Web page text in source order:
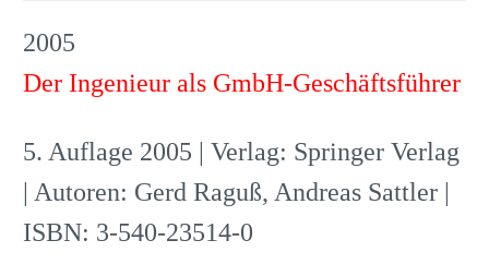
2005
Der Ingenieur als GmbH-Geschäftsführer
5. Auflage 2005 | Verlag: Springer Verlag
| Autoren: Gerd Raguß, Andreas Sattler |
ISBN: 3-540-23514-0